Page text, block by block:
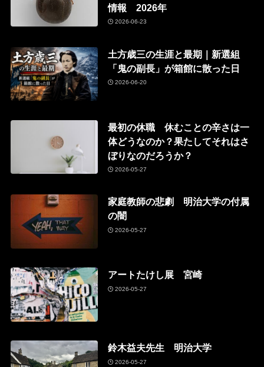
情報 2026年
2026-06-23
土方歳三の生涯と最期｜新選組
「鬼の副長」が箱館に散った日
2026-06-20
最初の休職 休むことの辛さは一
体どうなのか？果たしてそれはさ
ぼりなのだろうか？
2026-05-27
家庭教師の悲劇 明治大学の付属
の闇
2026-05-27
アートたけし展 宮崎
2026-05-27
鈴木益夫先生 明治大学
2026-05-27